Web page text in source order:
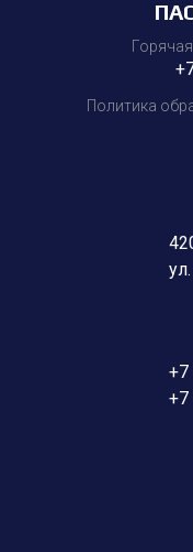
Политика
+7
+7